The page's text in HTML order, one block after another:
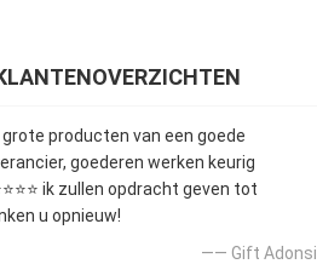
grote producten van een goede
goederen werken keurig
ik zullen opdracht geven tot
u opnieuw!
—— Gift Adonsi